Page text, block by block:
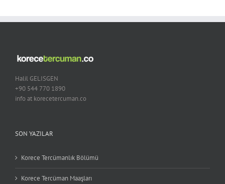
Halil GELISGEN
+90 544 770 1890
info at korecetercuman.co
SON YAZILAR
Korece Tercümanlık Bölümü
Korece Tercüman Maaşları